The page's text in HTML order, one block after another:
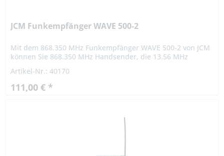
JCM Funkempfänger WAVE 500-2
Mit dem 868.350 MHz Funkempfänger WAVE 500-2 von JCM
können Sie 868.350 MHz Handsender, die 13.56 MHz
Technologie (Funk und...
Artikel-Nr.: 40170
111,00 € *